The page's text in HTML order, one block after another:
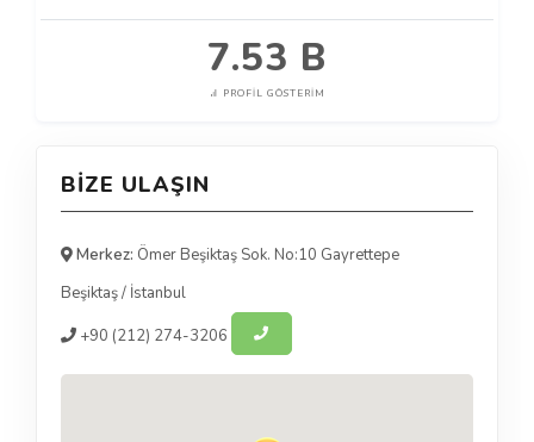
7.53 B
PROFIL GÖSTERIM
BIZE ULAŞIN
Merkez: Ömer Beşiktaş Sok. No:10 Gayrettepe
Beşiktaş/ İstanbul
+90 (212) 274-3206